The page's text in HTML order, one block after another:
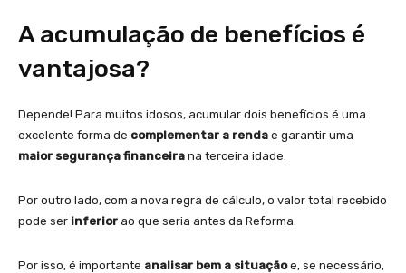
A acumulação de benefícios é
vantajosa?
Depende! Para muitos idosos, acumular dois benefícios é uma
excelente forma de complementar a renda e garantir uma
maior segurança financeira na terceira idade.
Por outro lado, com a nova regra de cálculo, o valor total recebido
pode ser inferior ao que seria antes da Reforma.
Por isso, é importante analisar bem a situaçãoe, se necessário,